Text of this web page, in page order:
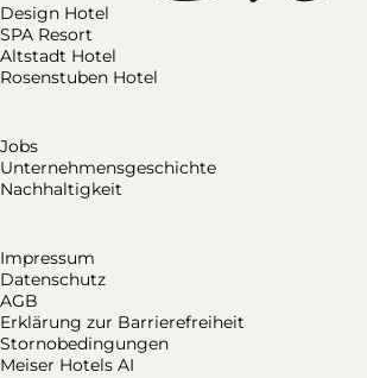
Design Hotel
SPA Resort
Altstadt Hotel
Rosenstuben Hotel
Jobs
Unternehmensgeschichte
Nachhaltigkeit
Impressum
Datenschutz
AGB
Erklärung zur Barrierefreiheit
Stornobedingungen
Meiser Hotels AI